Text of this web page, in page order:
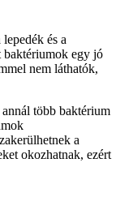
és a
egy jó
nem láthatók,
több baktérium
a
okozhatnak, ezért